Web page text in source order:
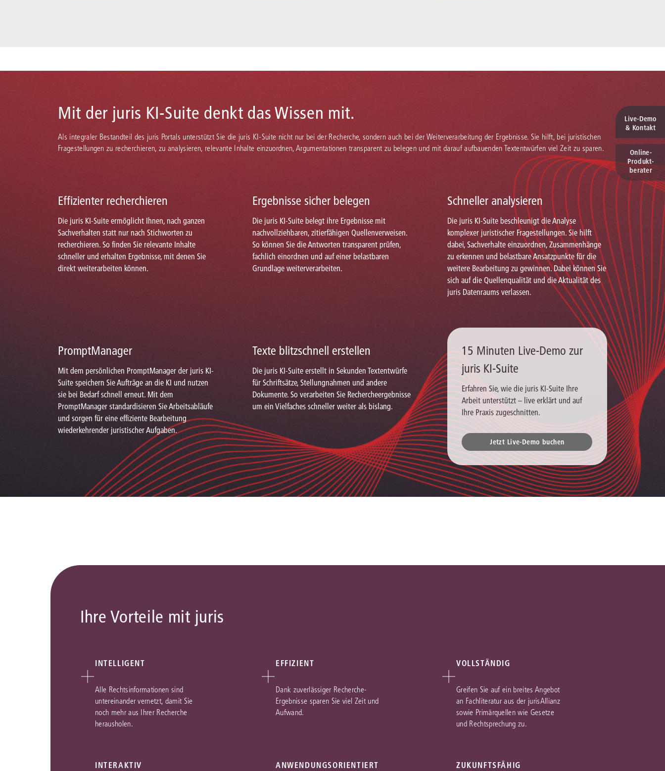
Mit der juris KI-Suite denkt das Wissen mit.
Als integraler Bestandteil des juris Portals unterstützt Sie die juris KI-Suite nicht nur bei der Recherche, sondern auch bei der Weiterverarbeitung der Ergebnisse. Sie hilft, bei juristischen
Fragestellungen zu recherchieren, zu analysieren, relevante Inhalte einzuordnen, Argumentationen transparent zu belegen und mit darauf aufbauenden Textentwürfen viel Zeit zu sparen.
Effizienter recherchieren
Die juris KI-Suite ermöglicht Ihnen, nach ganzen
Sachverhalten statt nur nach Stichworten zu
recherchieren. So finden Sie relevante Inhalte
schneller und erhalten Ergebnisse, mit denen Sie
direkt weiterarbeiten können.
Ergebnisse sicher belegen
Die juris KI-Suite belegt ihre Ergebnisse mit
nachvollziehbaren, zitierfähigen Quellenverweisen.
So können Sie die Antworten transparent prüfen,
fachlich einordnen und auf einer belastbaren
Grundlage weiterverarbeiten.
Schneller analysieren
Die juris KI-Suite beschleunigt die Analyse
komplexer juristischer Fragestellungen. Sie hilft
dabei, Sachverhalte einzuordnen, Zusammenhänge
zu erkennen und belastbare Ansatzpunkte für die
weitere Bearbeitung zu gewinnen. Dabei können Sie
sich auf die Quellenqualität und die Aktualität des
juris Datenraums verlassen.
PromptManager
Mit dem persönlichen PromptManager der juris KI-
Suite speichern Sie Aufträge an die KI und nutzen
sie bei Bedarf schnell erneut. Mit dem
PromptManager standardisieren Sie Arbeitsabläufe
und sorgen für eine effiziente Bearbeitung
wiederkehrender juristischer Aufgaben.
Texte blitzschnell erstellen
Die juris KI-Suite erstellt in Sekunden Textentwürfe
für Schriftsätze, Stellungnahmen und andere
Dokumente. So verarbeiten Sie Rechercheergebnisse
um ein Vielfaches schneller weiter als bislang.
15 Minuten Live-Demo zur
juris KI-Suite
Erfahren Sie, wie die juris KI-Suite Ihre
Arbeit unterstützt – live erklärt und auf
Ihre Praxis zugeschnitten.
Jetzt Live-Demo buchen
Ihre Vorteile mit juris
INTELLIGENT
Alle Rechtsinformationen sind
untereinander vernetzt, damit Sie
noch mehr aus Ihrer Recherche
herausholen.
EFFIZIENT
Dank zuverlässiger Recherche-
Ergebnisse sparen Sie viel Zeit und
Aufwand.
VOLLSTÄNDIG
Greifen Sie auf ein breites Angebot
an Fachliteratur aus der jurisAllianz
sowie Primärquellen wie Gesetze
und Rechtsprechung zu.
INTERAKTIV ANWENDUNGSORIENTIERT ZUKUNFTSFÄHIG
Live‑Demo
& Kontakt
Online-
Produkt­
berater